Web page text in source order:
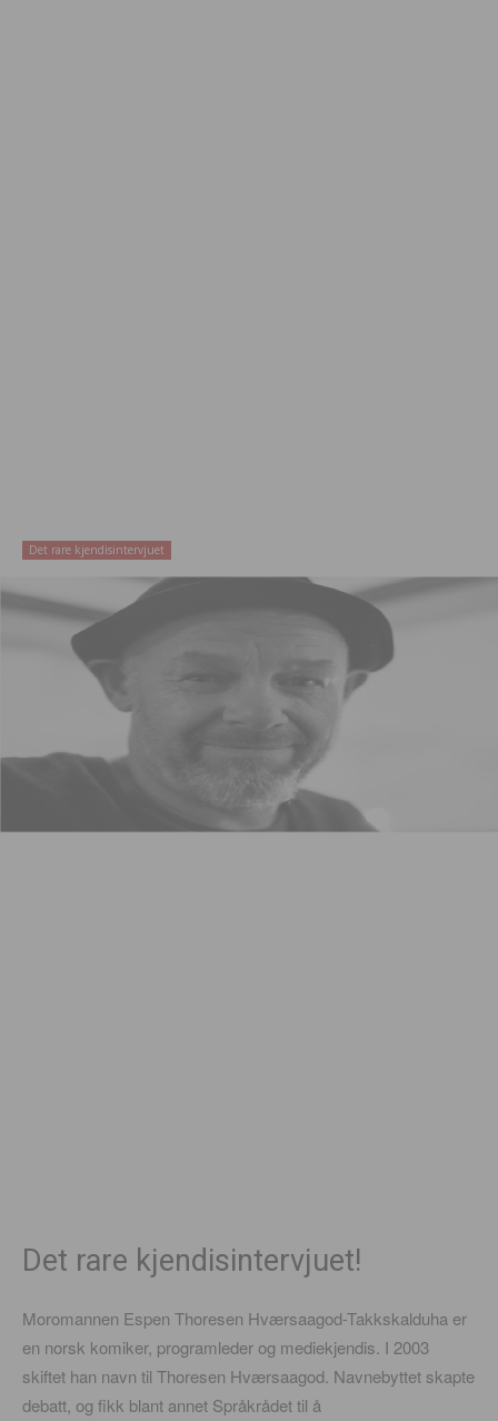
Det rare kjendisintervjuet
Det rare kjendisintervjuet!
Moromannen Espen Thoresen Hværsaagod-Takkskalduha er
en norsk komiker, programleder og mediekjendis. I 2003
skiftet han navn til Thoresen Hværsaagod. Navnebyttet skapte
debatt, og fikk blant annet Språkrådet til å